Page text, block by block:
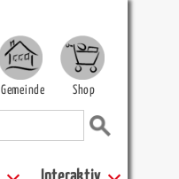
Gemeinde Shop